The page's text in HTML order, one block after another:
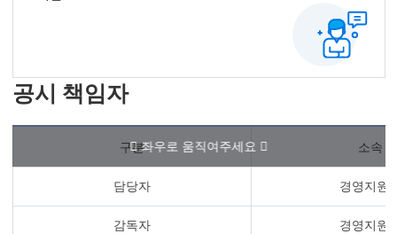
공시 책임자
구분 소속
담당자 경영지원
감독자 경영지원